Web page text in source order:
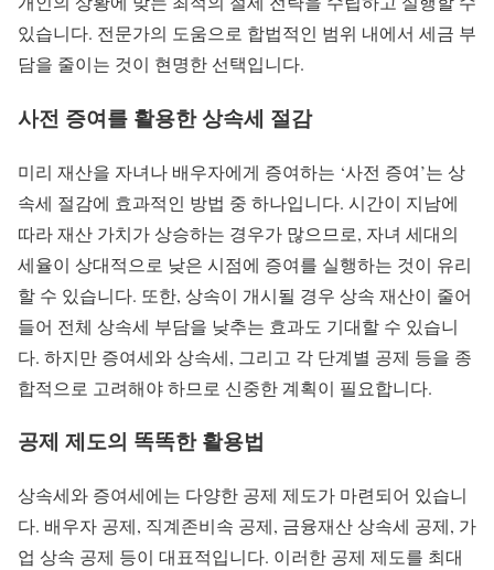
있습니다. 전문가의 도움으로 합법적인 범위 내에서 세금 부
담을 줄이는 것이 현명한 선택입니다.
사전 증여를 활용한 상속세 절감
미리 재산을 자녀나 배우자에게 증여하는 ‘사전 증여’는 상
속세 절감에 효과적인 방법 중 하나입니다. 시간이 지남에
따라 재산 가치가 상승하는 경우가 많으므로, 자녀 세대의
세율이 상대적으로 낮은 시점에 증여를 실행하는 것이 유리
할 수 있습니다. 또한, 상속이 개시될 경우 상속 재산이 줄어
들어 전체 상속세 부담을 낮추는 효과도 기대할 수 있습니
다. 하지만 증여세와 상속세, 그리고 각 단계별 공제 등을 종
합적으로 고려해야 하므로 신중한 계획이 필요합니다.
공제 제도의 똑똑한 활용법
상속세와 증여세에는 다양한 공제 제도가 마련되어 있습니
다. 배우자 공제, 직계존비속 공제, 금융재산 상속세 공제, 가
업 상속 공제 등이 대표적입니다. 이러한 공제 제도를 최대